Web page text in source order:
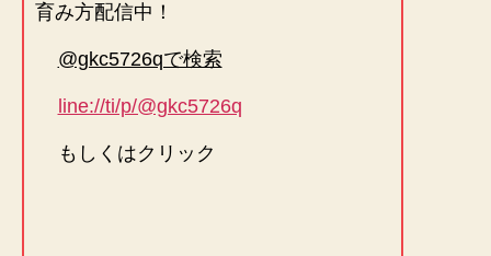
育み方配信中！
@gkc5726qで検索
line://ti/p/@gkc5726q
もしくはクリック